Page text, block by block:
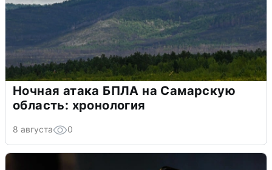
Ночная атака БПЛА на Самарскую
область: хронология
8 августа 0